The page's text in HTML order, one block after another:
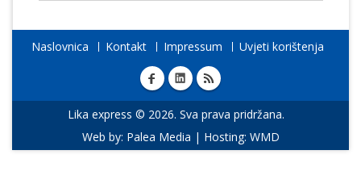
Naslovnica Kontakt Impressum Uvjeti korištenja
Lika express © 2026. Sva prava pridržana.
Web by: Palea Media | Hosting: WMD